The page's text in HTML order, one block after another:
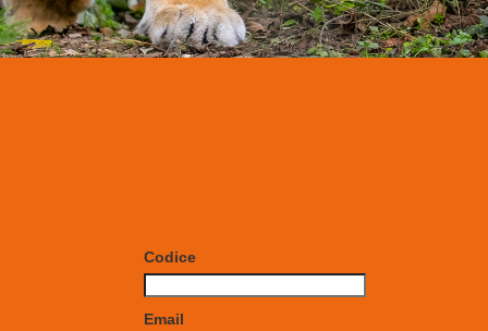
Codice
Email